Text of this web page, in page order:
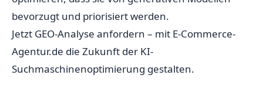
bevorzugt und priorisiert werden.
Jetzt GEO-Analyse anfordern – mit E-Commerce-
Agentur.de die Zukunft der KI-
Suchmaschinenoptimierung gestalten.